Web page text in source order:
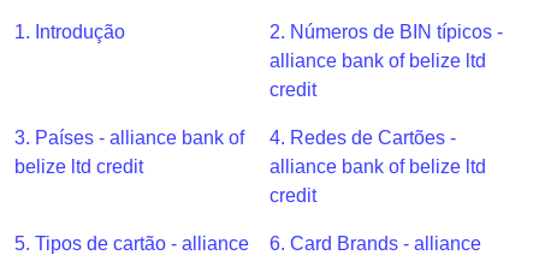
BIN
Checker
CC
Generator
Banks
1. Introdução
2. Números de BIN típicos -
alliance bank of belize ltd
credit
3. Países - alliance bank of
belize ltd credit
4. Redes de Cartões -
alliance bank of belize ltd
credit
5. Tipos de cartão - alliance
6. Card Brands - alliance